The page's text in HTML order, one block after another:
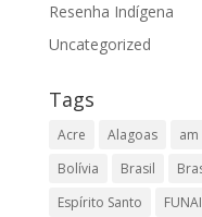
Resenha Indígena
Uncategorized
Tags
Acre Alagoas am
Bolívia
Brasil
Espírito Santo
FUNAI